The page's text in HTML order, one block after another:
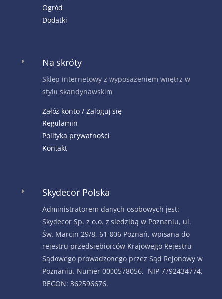
Ogród
Dodatki
E Na skróty
Sklep internetowy z wyposażeniem wnętrz w
stylu skandynawskim
Załóż konto / Zaloguj się
Regulamin
Polityka prywatności
Kontakt
E Skydecor Polska
Administratorem danych osobowych jest:
Skydecor Sp. z o.o. z siedzibą w Poznaniu, ul.
Św. Marcin 29/8, 61-806 Poznań, wpisana do
rejestru przedsiębiorców Krajowego Rejestru
Sądowego prowadzonego przez Sąd Rejonowy w
Poznaniu. Numer 0000578056, NIP 7792434774,
REGON: 362596676.